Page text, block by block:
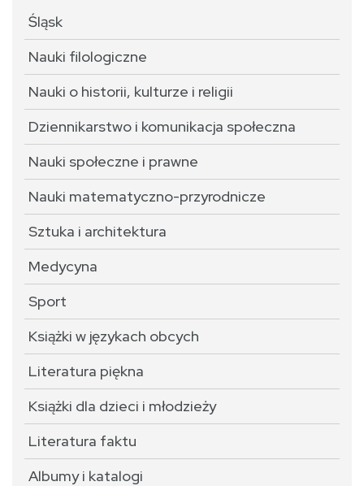
Śląsk
Nauki filologiczne
Nauki o historii, kulturze i religii
Dziennikarstwo i komunikacja społeczna
Nauki społeczne i prawne
Nauki matematyczno-przyrodnicze
Sztuka i architektura
Medycyna
Sport
Książki w językach obcych
Literatura piękna
Książki dla dzieci i młodzieży
Literatura faktu
Albumy i katalogi